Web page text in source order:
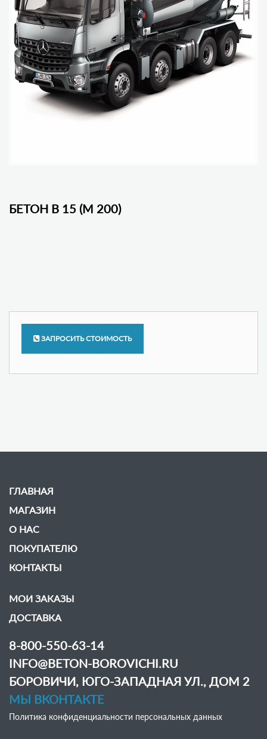
БЕТОН В 15 (М 200)
ЗАПРОСИТЬ СТОИМОСТЬ
ГЛАВНАЯ
МАГАЗИН
О НАС
ПОКУПАТЕЛЮ
КОНТАКТЫ
МОИ ЗАКАЗЫ
ДОСТАВКА
8-800-550-63-14
INFO@BETON-BOROVICHI.RU
БОРОВИЧИ, ЮГО-ЗАПАДНАЯ УЛ., ДОМ 2
МЫ ВКОНТАКТЕ
Политика конфиденциальности персональных данных